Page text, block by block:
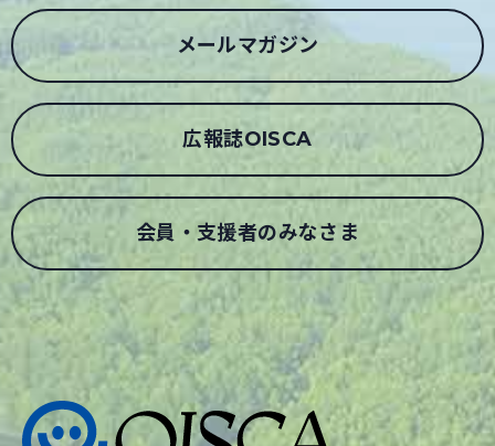
メールマガジン
広報誌OISCA
会員・支援者のみなさま